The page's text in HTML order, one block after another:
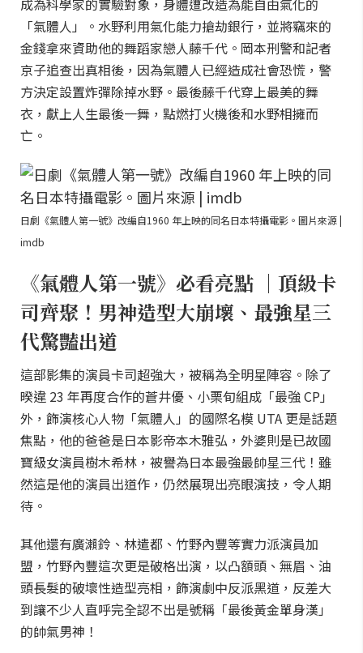
成為科學家的實驗對象，身體遭改造為能自由氣化的
「氣體人」。水野利用氣化能力搶劫銀行，並將竊來的
金錢拿來資助他的舞蹈家戀人藤千代。岡本刑警和記者
京子追查出真相後，因為氣體人已經造成社會恐慌，警
方決定設置炸彈除掉水野。最後藤千代穿上最美的舞
衣，獻上人生最後一舞，點燃打火機後和水野相擁而
亡。
日劇《氣體人第一號》改編自1960 年上映的同名日本特攝電影。圖片來源 |
imdb
《氣體人第一號》必看亮點 ｜頂級卡
司齊聚！男神造型大崩壞、最強星三
代驚豔出道
這部影集的演員卡司超強大，被稱為全明星陣容。除了
暌違 23 年再度合作的蒼井優、小栗旬組成「最強 CP」
外，飾演核心人物「氣體人」的國際名模 UTA 更是話題
焦點，他的爸爸是日本影帝本木雅弘，外婆則是已故國
寶級女演員樹木希林，被譽為日本最強最帥星三代！雖
然這是他的演員出道作，仍然展現出亮眼演技，令人期
待。
其他還有廣瀨鈴、林遣都、竹野內豐等實力派演員加
盟，竹野內豐這次更是破格出演，以凸額頭、無眉、油
頭長髮的破壞性造型亮相，飾演劇中反派黑道，反差大
到讓不少人直呼完全認不出是號稱「最後黃金單身漢」
的帥氣男神！